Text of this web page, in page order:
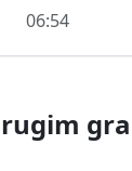
06:54